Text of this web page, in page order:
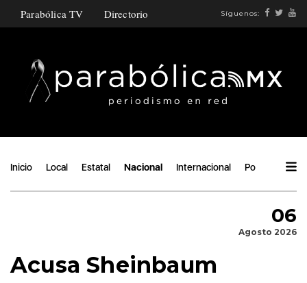
Parabólica TV Directorio Síguenos:
Inicio Local Estatal Nacional Internacional Política
06
Agosto 2026
Acusa Sheinbaum